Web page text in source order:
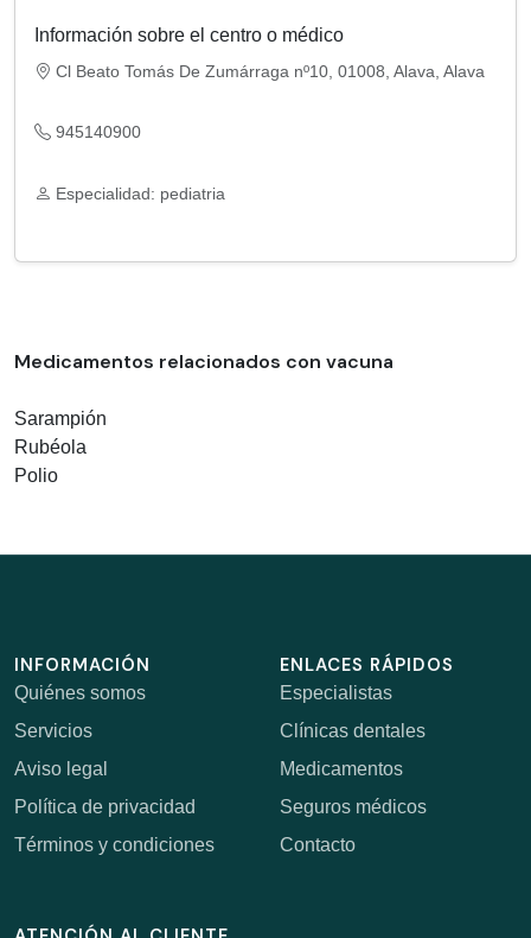
Información sobre el centro o médico
Cl Beato Tomás De Zumárraga nº10, 01008, Alava, Alava
945140900
Especialidad: pediatria
Medicamentos relacionados con vacuna
Sarampión
Rubéola
Polio
INFORMACIÓN
Quiénes somos
Servicios
Aviso legal
Política de privacidad
Términos y condiciones
ENLACES RÁPIDOS
Especialistas
Clínicas dentales
Medicamentos
Seguros médicos
Contacto